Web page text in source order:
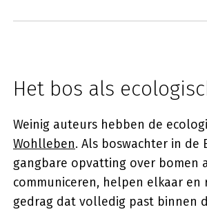
Het bos als
Weinig auteurs hebben de
Wohlleben. Als boswachter in de
gangbare opvatting over bomen
communiceren, helpen elkaar
gedrag dat volledig past binnen